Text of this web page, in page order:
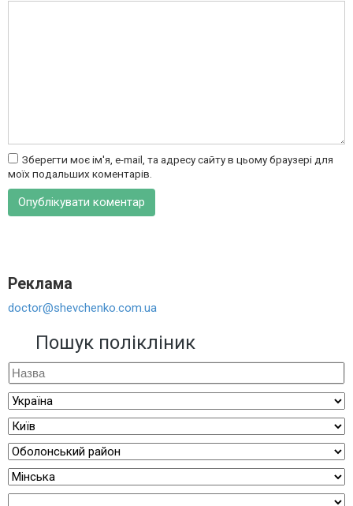
Зберегти моє ім'я, e-mail, та адресу сайту в цьому браузері для
моїх подальших коментарів.
Реклама
doctor@shevchenko.com.ua
Пошук полікліник